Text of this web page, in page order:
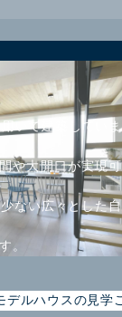
いて建築していま
や大開口が実現可
ない広々とした自
。
デルハウスの見学